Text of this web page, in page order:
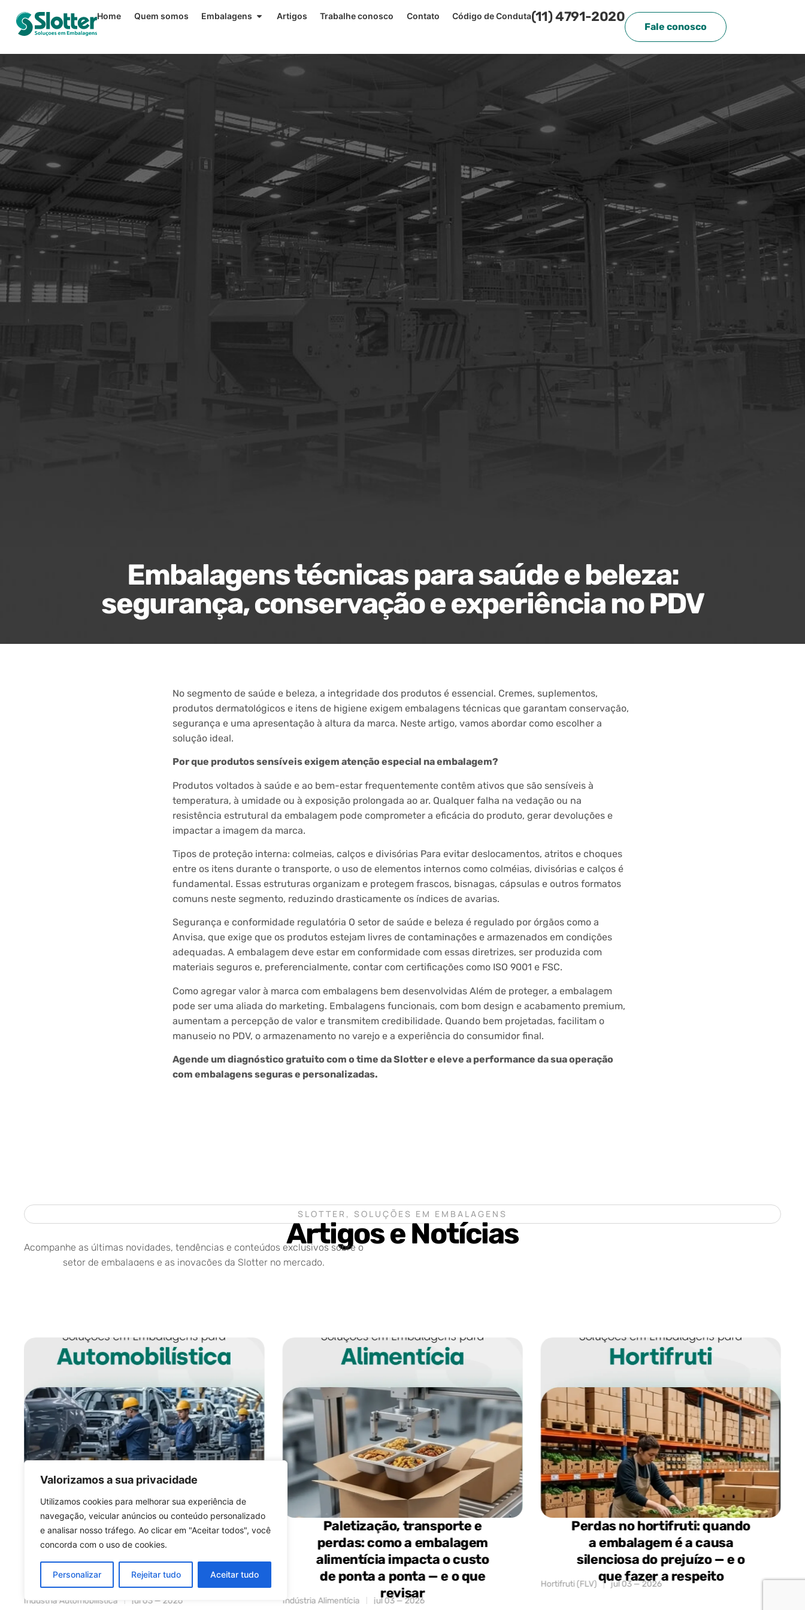
Valorizamos a sua privacidade
Utilizamos cookies para melhorar sua experiência de
navegação, veicular anúncios ou conteúdo personalizado
e analisar nosso tráfego. Ao clicar em "Aceitar todos", você
concorda com o uso de cookies.
Personalizar Rejeitar tudo Aceitar tudo
Home Quem somos Embalagens Artigos Trabalhe conosco Contato Código de Conduta(11) 4791-2020
Fale conosco
Embalagens técnicas para saúde e beleza:
segurança, conservação e experiência no PDV
No segmento de saúde e beleza, a integridade dos produtos é essencial. Cremes, suplementos,
produtos dermatológicos e itens de higiene exigem embalagens técnicas que garantam conservação,
segurança e uma apresentação à altura da marca. Neste artigo, vamos abordar como escolher a
solução ideal.
Por que produtos sensíveis exigem atenção especial na embalagem?
Produtos voltados à saúde e ao bem-estar frequentemente contêm ativos que são sensíveis à
temperatura, à umidade ou à exposição prolongada ao ar. Qualquer falha na vedação ou na
resistência estrutural da embalagem pode comprometer a eficácia do produto, gerar devoluções e
impactar a imagem da marca.
Tipos de proteção interna: colmeias, calços e divisórias Para evitar deslocamentos, atritos e choques
entre os itens durante o transporte, o uso de elementos internos como colméias, divisórias e calços é
fundamental. Essas estruturas organizam e protegem frascos, bisnagas, cápsulas e outros formatos
comuns neste segmento, reduzindo drasticamente os índices de avarias.
Segurança e conformidade regulatória O setor de saúde e beleza é regulado por órgãos como a
Anvisa, que exige que os produtos estejam livres de contaminações e armazenados em condições
adequadas. A embalagem deve estar em conformidade com essas diretrizes, ser produzida com
materiais seguros e, preferencialmente, contar com certificações como ISO 9001 e FSC.
Como agregar valor à marca com embalagens bem desenvolvidas Além de proteger, a embalagem
pode ser uma aliada do marketing. Embalagens funcionais, com bom design e acabamento premium,
aumentam a percepção de valor e transmitem credibilidade. Quando bem projetadas, facilitam o
manuseio no PDV, o armazenamento no varejo e a experiência do consumidor final.
Agende um diagnóstico gratuito com o time da Slotter e eleve a performance da sua operação
com embalagens seguras e personalizadas.
SLOTTER, SOLUÇÕES EM EMBALAGENS
Artigos e Notícias
Acompanhe as últimas novidades, tendências e conteúdos exclusivos sobre o
setor de embalagens e as inovações da Slotter no mercado.
Embalagem automotiva e
risco de parada de linha:
onde a falha começa — e
como prevenir antes que o
custo apareça
Indústria Automobilística jul 03 — 2026
Paletização, transporte e
perdas: como a embalagem
alimentícia impacta o custo
de ponta a ponta — e o que
revisar
Indústria Alimentícia jul 03 — 2026
Perdas no hortifruti: quando
a embalagem é a causa
silenciosa do prejuízo — e o
que fazer a respeito
Hortifruti (FLV) jul 03 — 2026